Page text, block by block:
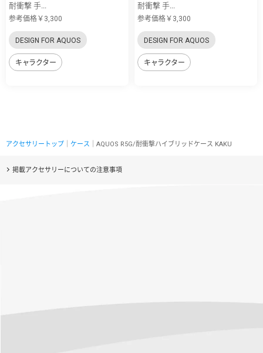
耐衝撃 手...
参考価格￥3,300
DESIGN FOR AQUOS
キャラクター
耐衝撃 手...
参考価格￥3,300
DESIGN FOR AQUOS
キャラクター
アクセサリートップ ケース ｜AQUOS R5G/耐衝撃ハイブリッドケース KAKU
掲載アクセサリーについての注意事項